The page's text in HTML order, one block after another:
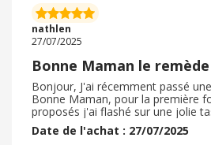
passer la commande, en sachant
des gelées, des gâteaux.... Tout le
son bonheur
nathlen
27/07/2025
Bonne Maman le
Bonjour, J'ai récemment passé
Bonne Maman, pour la première
proposés j'ai flashé sur une jolie
petits pots de confiture fruits
galettes à la framboise. J'ai
Date de l'achat : 27/07/2025